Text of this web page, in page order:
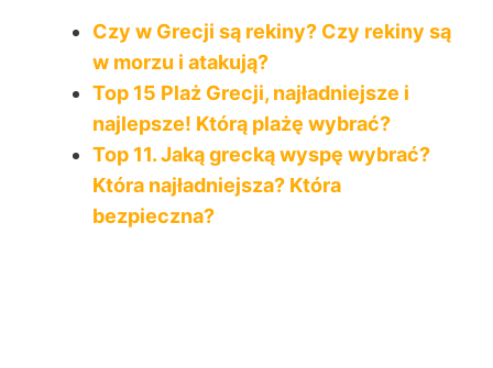
Czy w Grecji są rekiny? Czy rekiny są
w morzu i atakują?
Top 15 Plaż Grecji, najładniejsze i
najlepsze! Którą plażę wybrać?
Top 11. Jaką grecką wyspę wybrać?
Która najładniejsza? Która
bezpieczna?